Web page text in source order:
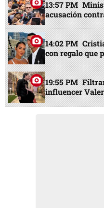
13:57 PM
acusación
14:02 PM
con regalo que
19:55 PM
influencer